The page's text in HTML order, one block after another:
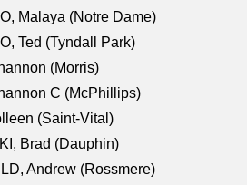
Malaya (Notre Dame)
Ted (Tyndall Park)
(Morris)
C (McPhillips)
(Saint-Vital)
Brad (Dauphin)
Andrew (Rossmere)